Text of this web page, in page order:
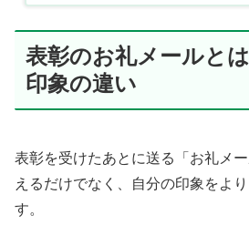
表彰のお礼メールと
印象の違い
表彰を受けたあとに送る「お礼メ
えるだけでなく、自分の印象をよ
す。